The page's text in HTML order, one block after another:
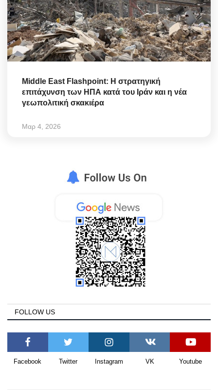
Middle East Flashpoint: Η στρατηγική
επιτάχυνση των ΗΠΑ κατά του Ιράν και η νέα
γεωπολιτική σκακιέρα
Μαρ 4, 2026
FOLLOW US
Facebook Twitter Instagram VK Youtube